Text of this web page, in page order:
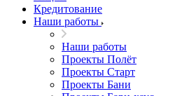
Кредитование
Наши работы
Наши работы
Проекты Полёт
Проекты Старт
Проекты Бани